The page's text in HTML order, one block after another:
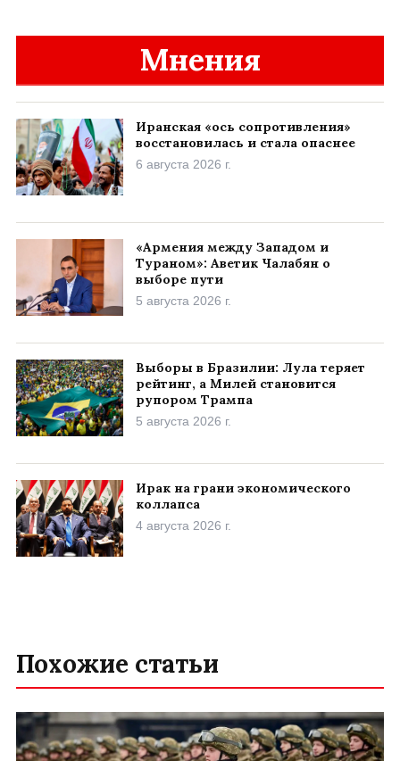
Мнения
Иранская «ось сопротивления»
восстановилась и стала опаснее
6 августа 2026 г.
«Армения между Западом и
Тураном»: Аветик Чалабян о
выборе пути
5 августа 2026 г.
Выборы в Бразилии: Лула теряет
рейтинг, а Милей становится
рупором Трампа
5 августа 2026 г.
Ирак на грани экономического
коллапса
4 августа 2026 г.
Похожие статьи